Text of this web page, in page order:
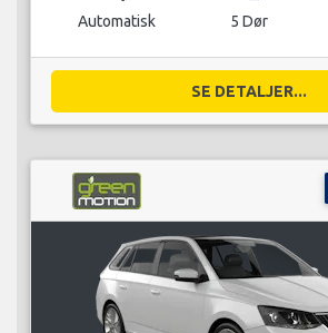
Automatisk 5 Dør
SE DETALJER...